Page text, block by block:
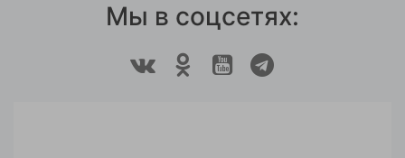
Мы в соцсетях: